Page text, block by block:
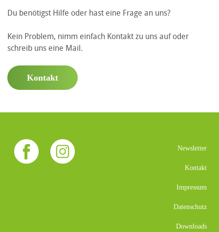
Du benötigst Hilfe oder hast eine Frage an uns?
Kein Problem, nimm einfach Kontakt zu uns auf oder
schreib uns eine Mail.
Kontakt
Newsletter
Kontakt
Impressum
Datenschutz
Downloads